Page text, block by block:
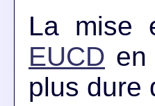
La mise
EUCD en
plus dure